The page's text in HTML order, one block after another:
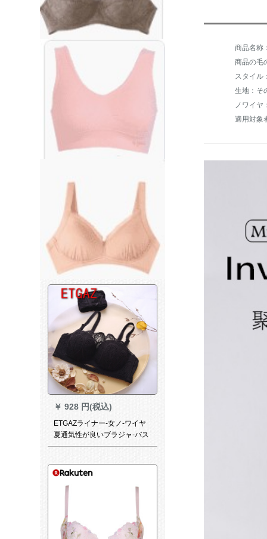
￥ 928 円(税込)
ETGAZライナー-女ノ-ワイヤ
夏通気性が良いブラジャ-バス
ストスト胸寄せせせせブラブ
防止ブラブラブラジック
商品の毛
スタイル
生地：そ
ノワイヤ
適用対象